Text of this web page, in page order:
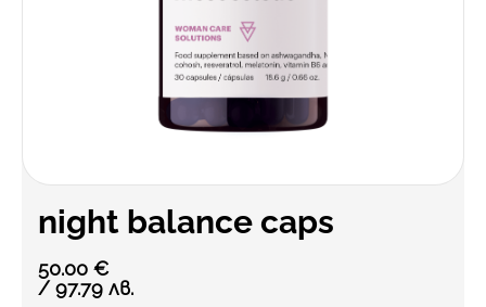
night balance caps
50.00 €
/ 97.79 лв.